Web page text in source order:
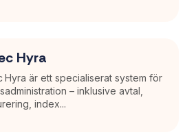
Hyra
Hyra är ett specialiserat system för
– inklusive avtal,
index...